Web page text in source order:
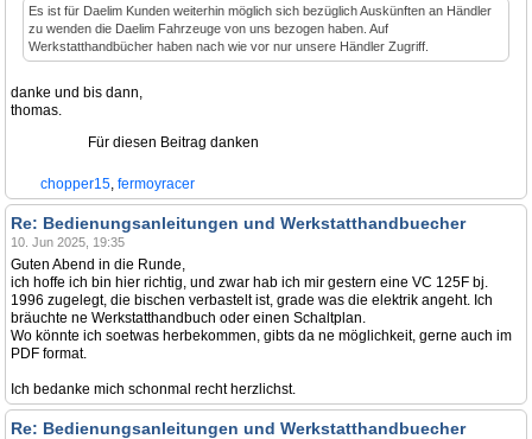
Es ist für Daelim Kunden weiterhin möglich sich bezüglich Auskünften an Händler
zu wenden die Daelim Fahrzeuge von uns bezogen haben. Auf
Werkstatthandbücher haben nach wie vor nur unsere Händler Zugriff.
danke und bis dann,
thomas.
Für diesen Beitrag danken
chopper15, fermoyracer
Re: Bedienungsanleitungen und Werkstatthandbuecher
10. Jun 2025, 19:35
Guten Abend in die Runde,
ich hoffe ich bin hier richtig, und zwar hab ich mir gestern eine VC 125F bj.
1996 zugelegt, die bischen verbastelt ist, grade was die elektrik angeht. Ich
bräuchte ne Werkstatthandbuch oder einen Schaltplan.
Wo könnte ich soetwas herbekommen, gibts da ne möglichkeit, gerne auch im
PDF format.
Ich bedanke mich schonmal recht herzlichst.
Re: Bedienungsanleitungen und Werkstatthandbuecher